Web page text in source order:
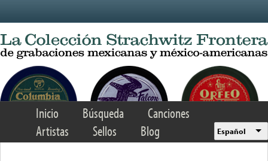
Inicio Búsqueda
Canciones
Artistas
Sellos Blog Español